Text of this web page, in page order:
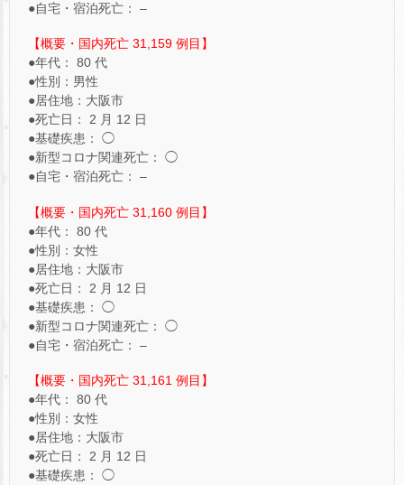
●自宅・宿泊死亡： –
【概要・国内死亡 31,159 例目】
●年代： 80 代
●性別：男性
●居住地：大阪市
●死亡日： 2 月 12 日
●基礎疾患： ◯
●新型コロナ関連死亡： ◯
●自宅・宿泊死亡： –
【概要・国内死亡 31,160 例目】
●年代： 80 代
●性別：女性
●居住地：大阪市
●死亡日： 2 月 12 日
●基礎疾患： ◯
●新型コロナ関連死亡： ◯
●自宅・宿泊死亡： –
【概要・国内死亡 31,161 例目】
●年代： 80 代
●性別：女性
●居住地：大阪市
●死亡日： 2 月 12 日
●基礎疾患： ◯